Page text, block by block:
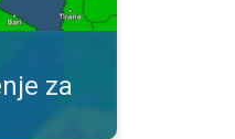
za